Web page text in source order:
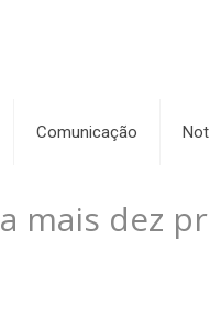
Comunicação
mais dez